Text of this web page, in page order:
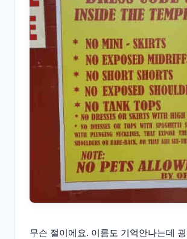
무슨 절이에요. 이름도 기억안나는데